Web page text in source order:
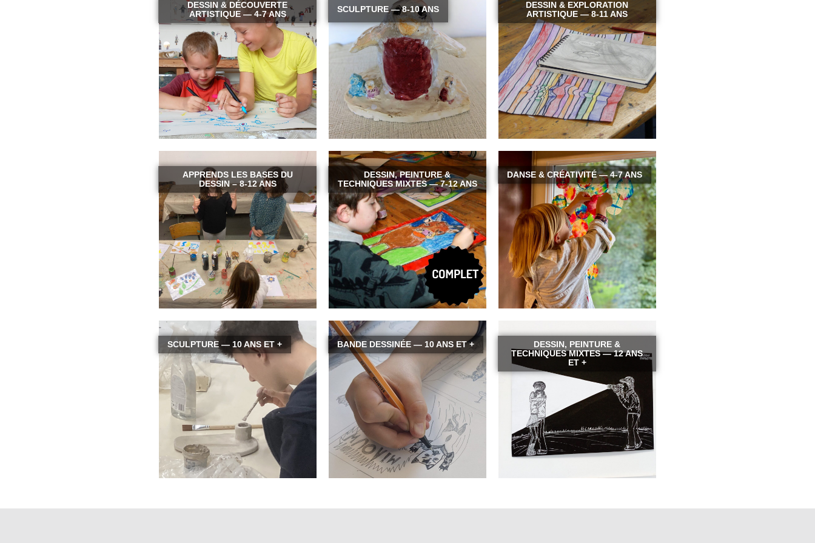
DESSIN & DÉCOUVERTE
ARTISTIQUE — 4-7 ANS
SCULPTURE — 8-10 ANS
DESSIN & EXPLORATION
ARTISTIQUE — 8-11 ANS
APPRENDS LES BASES DU
DESSIN – 8-12 ANS
DESSIN, PEINTURE &
TECHNIQUES MIXTES — 7-12 ANS
DANSE & CRÉATIVITÉ — 4-7 ANS
SCULPTURE — 10 ANS ET + BANDE DESSINÉE — 10 ANS ET +
DESSIN, PEINTURE &
TECHNIQUES MIXTES — 12 ANS
ET +